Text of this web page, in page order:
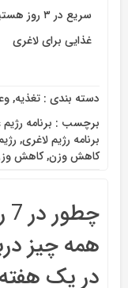
سریع در ۳
غذایی برای لاغری
دسته بندی : تغذیه,
برچسب : برنامه
برنامه رژیم لاغری,
کاهش وزن,کاهش
همه چیز
در یک هفته